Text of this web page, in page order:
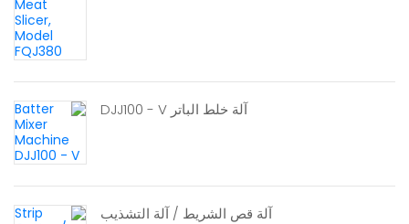
آلة خلط الباتر DJJ100 - V
آلة قص الشريط / آلة التشذيب